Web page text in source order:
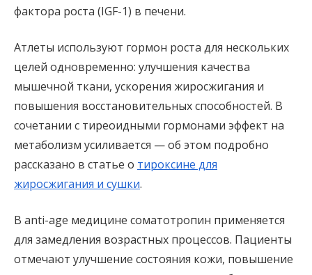
фактора роста (IGF-1) в печени.
Атлеты используют гормон роста для нескольких
целей одновременно: улучшения качества
мышечной ткани, ускорения жиросжигания и
повышения восстановительных способностей. В
сочетании с тиреоидными гормонами эффект на
метаболизм усиливается — об этом подробно
рассказано в статье о тироксине для
жиросжигания и сушки.
В anti-age медицине соматотропин применяется
для замедления возрастных процессов. Пациенты
отмечают улучшение состояния кожи, повышение